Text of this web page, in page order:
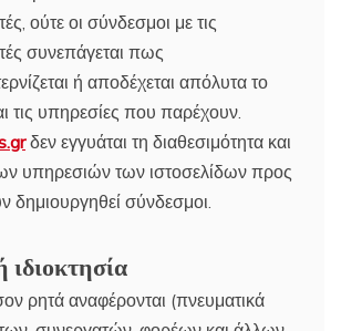
ούτε οι σύνδεσμοι με τις
συνεπάγεται πως
ή αποδέχεται απόλυτα το
τις υπηρεσίες που παρέχουν.
δεν εγγυάται τη διαθεσιμότητα και
υπηρεσιών των ιστοσελίδων προς
δημιουργηθεί σύνδεσμοι.
ρητά αναφέρονται (πνευματικά